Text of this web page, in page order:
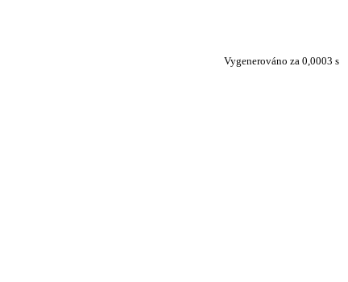
Vygenerováno za 0,0003 s